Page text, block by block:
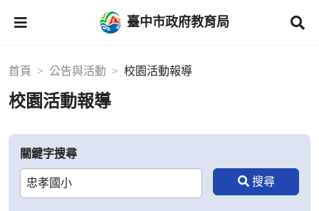
臺中市政府教育局
首頁 公告與活動 校園活動報導
校園活動報導
關鍵字搜尋